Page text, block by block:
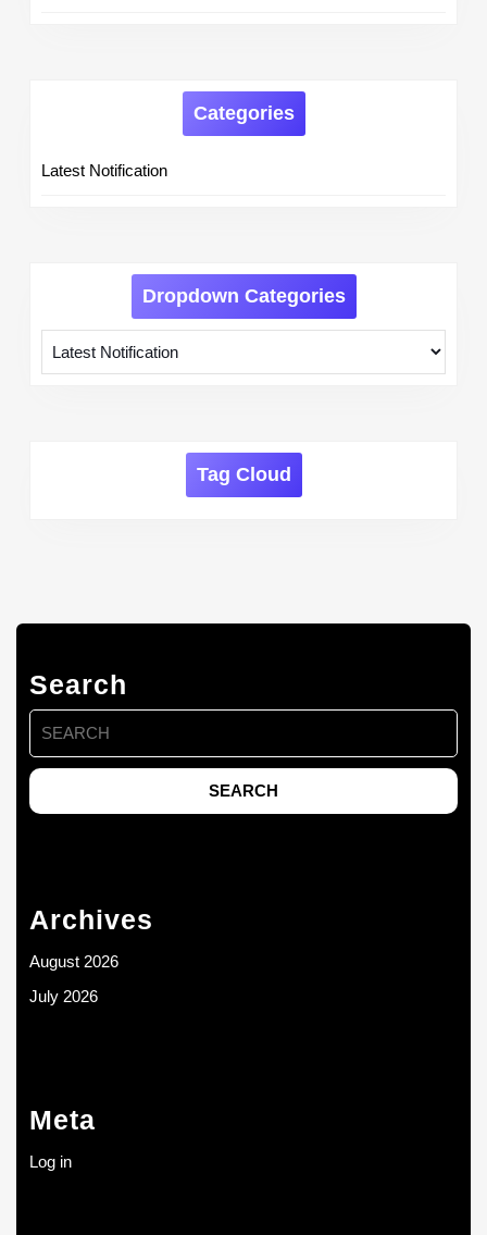
Categories
Latest Notification
Dropdown Categories
Tag Cloud
Search
Search
for:
Archives
August 2026
July 2026
Meta
Log in